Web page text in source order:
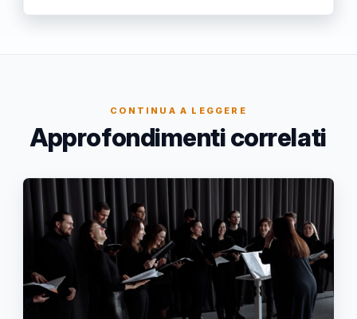
CONTINUA A LEGGERE
Approfondimenti correlati